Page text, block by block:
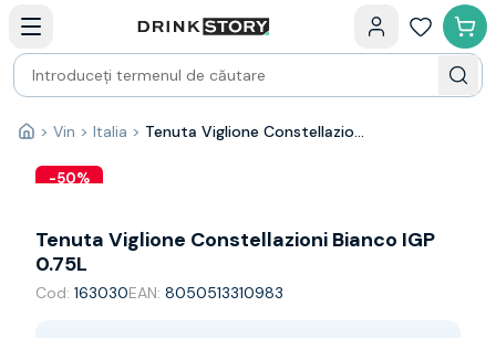
Bauturi fine — selectie
Produse Noi
Cosuri cadou
Pachete & Cadouri
Vin
Tamaioasa
Franta
Spania
Africa de Sud
Acasă
> Vin > Italia > Tenuta Viglione Constellazioni Bianco IGP 0.75L
-50%
Tenuta Viglione Constellazioni Bianco IGP
0.75L
Cod: 163030EAN: 8050513310983